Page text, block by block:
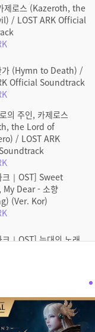
제로스 (Kazeroth, the
/ LOST ARK Official
가 (Hymn to Death) /
Official Soundtrack
의 주인, 카제로스
the Lord of
/ LOST ARK
크｜OST] Sweet
My Dear - 소향
(Ver. Kor)
｜OST] 늑대의 노래
Dear - 소향